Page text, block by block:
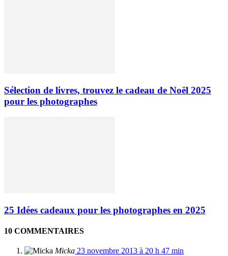
Sélection de livres, trouvez le cadeau de Noël 2025
pour les photographes
25 Idées cadeaux pour les photographes en 2025
10 COMMENTAIRES
Micka 23 novembre 2013 à 20 h 47 min